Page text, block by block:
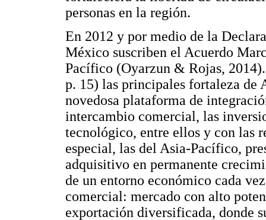
personas en la región.
En 2012 y por medio de la
México suscriben el Acuerdo
Pacífico (Oyarzun & Rojas,
p. 15) las principales fortaleza de
novedosa plataforma de
intercambio comercial, las
tecnológico, entre ellos y con las
especial, las del Asia-Pacífico,
adquisitivo en permanente
de un entorno económico cada
comercial: mercado con alto
exportación diversificada, donde